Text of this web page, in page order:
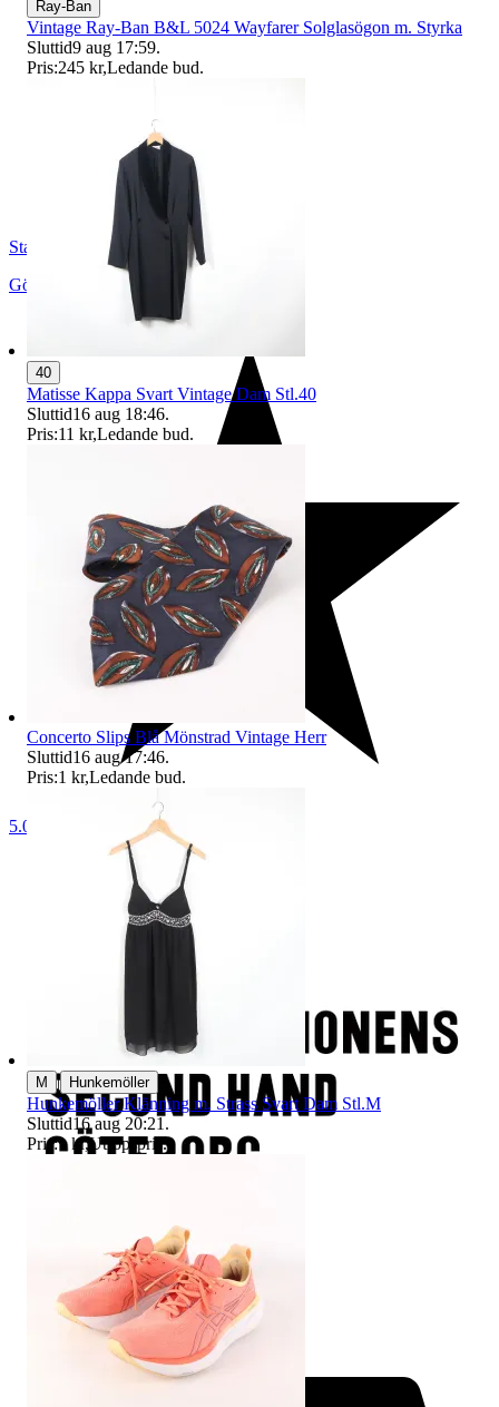
StadsmissionensSecondhandGbg
Göteborg
Sverige
5.0
Ray-Ban
Vintage Ray-Ban B&L 5024 Wayfarer Solglasögon m. Styrka
Sluttid9 aug 17:59.
Pris:245 kr,Ledande bud.
40
Matisse Kappa Svart Vintage Dam Stl.40
Sluttid16 aug 18:46.
Pris:11 kr,Ledande bud.
Concerto Slips Blå Mönstrad Vintage Herr
Sluttid16 aug 17:46.
Pris:1 kr,Ledande bud.
M | Hunkemöller
Hunkemöller Klänning m. Strass Svart Dam Stl.M
Sluttid16 aug 20:21 .
Pris:1 kr,Utropspris.